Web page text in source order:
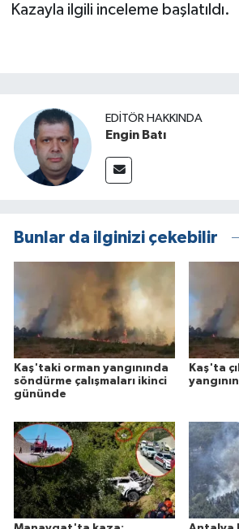
Kazayla ilgili inceleme başlatıldı.
EDITÖR HAKKINDA
Engin Batı
Bunlar da ilginizi çekebilir
Kaş'taki orman yangınında
söndürme çalışmaları ikinci
gününde
Kaş'ta